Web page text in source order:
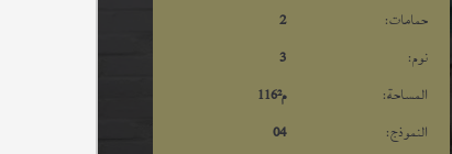
حمامات:
2
نوم:
3
المساحة:
116م²
النموذج:
04